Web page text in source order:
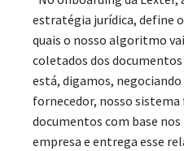
estratégia jurídica, define
quais o nosso algoritmo
coletados dos documentos
está, digamos,
fornecedor, nosso sistema
documentos com base
empresa e entrega esse